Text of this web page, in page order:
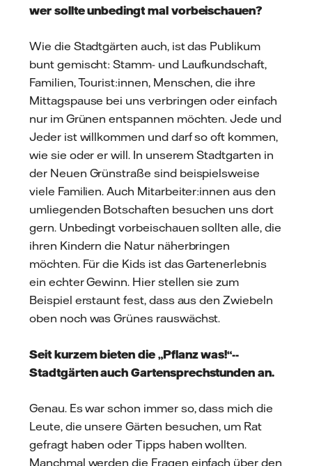
wer sollte unbedingt mal vorbeischauen?
Wie die Stadtgärten auch, ist das Publikum
bunt gemischt: Stamm- und Laufkundschaft,
Familien, Tourist:innen, Menschen, die ihre
Mittagspause bei uns verbringen oder einfach
nur im Grünen entspannen möchten. Jede und
Jeder ist willkommen und darf so oft kommen,
wie sie oder er will. In unserem Stadtgarten in
der Neuen Grünstraße sind beispielsweise
viele Familien. Auch Mitarbeiter:innen aus den
umliegenden Botschaften besuchen uns dort
gern. Unbedingt vorbeischauen sollten alle, die
ihren Kindern die Natur näherbringen
möchten. Für die Kids ist das Gartenerlebnis
ein echter Gewinn. Hier stellen sie zum
Beispiel erstaunt fest, dass aus den Zwiebeln
oben noch was Grünes rauswächst.
Seit kurzem bieten die „Pflanz was!“--
Stadtgärten auch Gartensprechstunden an.
Genau. Es war schon immer so, dass mich die
Leute, die unsere Gärten besuchen, um Rat
gefragt haben oder Tipps haben wollten.
Manchmal werden die Fragen einfach über den